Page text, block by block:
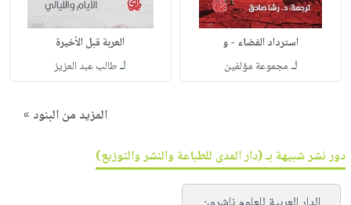
استرداد الفضاء - و
لـ مجموعة مؤلفين
العربة قبل الأخيرة
لـطالب عبد العزيز
المزيد من البنود »
دور نشر شبيهة بـ (دار المدى للطباعة والنشر والتوزيع)